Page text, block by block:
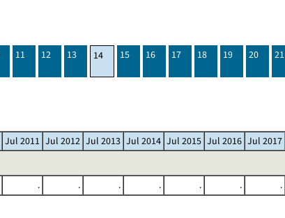
11 12 13 14 15 16 17 18 19 20 21
Jul 2011 Jul 2012 Jul 2013 Jul 2014 Jul 2015 Jul 2016 Jul 2017
. . . . . . .